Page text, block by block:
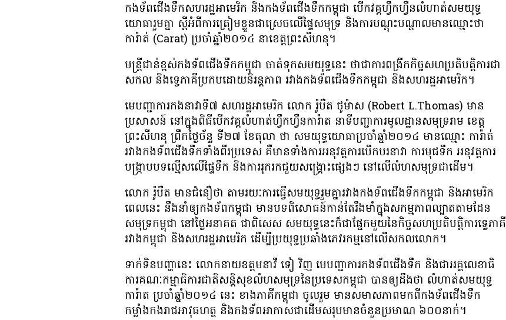
កងទ័ព​ជើង​ទឹក​សហរដ្ឋអាមេរិក និង​កងទ័ព​ជើង​ទឹក​កម្ពុជា បើក​វគ្គ​ហ្វឹកហ្វឺន​លំហាត់​សមយុទ្ធ​
យោធា​រួម​គ្នា ស្តី​អំពី​ការ​ត្រៀម​ខ្លួន​ជា​ស្រេច​លើ​ផ្ទៃ​សមុទ្រ និង​ការ​បណ្តុះបណ្តាល​មាន​ឈ្មោះ​ថា
ការ៉ាត់ (Carat) ប្រចាំ​ឆ្នាំ​​២០១៤ នា​ខេត្ត​ព្រះសីហនុ។
មន្ត្រី​ជាន់​ខ្ពស់​កងទ័ព​ជើង​ទឹក​កម្ពុជា ចាត់​ទុក​សមយុទ្ធ​នេះ ថា​ជា​ការ​ពង្រីក​កិច្ច​សហប្រតិបត្តិការ​ជា​
សកល និង​ទ្វេ​ភាគី​ប្រកប​ដោយ​និរន្តភាព រវាង​កងទ័ព​ជើង​ទឹក​កម្ពុជា និង​សហរដ្ឋអាមេរិក។
មេបញ្ជាការ​កងនាវា​ទី​៧ សហរដ្ឋអាមេរិក លោក រ៉ូបឺត ថូម៉ាស (Robert L.Thomas) មាន​
ប្រសាសន៍​​ នៅ​ក្នុង​ពិធី​​​បើក​វគ្គ​លំហាត់​ហ្វឹកហ្វឺន​ការ៉ាត នា​ទី​បញ្ជាការ​មូលដ្ឋាន​សមុទ្រ​រាម ខេត្ត​
ព្រះសីហនុ ព្រឹក​ថ្ងៃ​ច័ន្ទ ទី​២៧ ខែ​តុលា ថា សមយុទ្ធ​យោធា​ប្រចាំ​ឆ្នាំ​២០១៤ ​មាន​ឈ្មោះ ការ៉ាត់
រវាង​កងទ័ព​ជើង​ទឹក​ទាំង​ពីរ​ប្រទេស គឺ​មាន​ទាំង​ការ​អនុវត្ត​ការ​បើក​បរ​នាវា ការ​មុជ​ទឹក ​អនុវត្ត​ការ​
បង្ក្រាប​បទល្មើស​លើ​ផ្ទៃទឹក និង​ការ​រុករក​ជួយ​សង្គ្រោះ​​ផ្សេងៗ ​នៅ​លើ​លំហ​សមុទ្រ​ជា​ដើម។
លោក រ៉ូបឺត មាន​ជំនឿ​ថា តាម​រយៈ​ការ​ធ្វើ​សមយុទ្ធ​រួម​គ្នា​រវាង​កងទ័ព​ជើង​ទឹក​កម្ពុជា និង​អាមេរិក​
ពេល​នេះ នឹង​នាំ​ឲ្យ​កងទ័ព​កម្ពុជា មាន​បទពិសោធន៍​កាន់​តែ​រឹងមាំ​ក្នុង​សកម្មភាព​ល្បាតតាម​​ដែន​
សមុទ្រ​កម្ពុជា នៅ​ថ្ងៃ​អនាគត ជា​ពិសេស សមយុទ្ធ​នេះ​ក៏​ជា​ផ្នែក​មួយ​នៃ​កិច្ច​សហប្រតិបត្តិការ​ទ្វេ​ភាគី​
រវាង​កម្ពុជា និង​សហរដ្ឋ​អាមេរិក ដើម្បី​ប្រយុទ្ធ​ប្រឆាំង​ភេវរកម្ម​នៅ​លើ​សកល​លោក។
ទាក់ទិន​បញ្ហា​នេះ លោក​នាយឧត្ដមនាវី ទៀ វិញ មេបញ្ជាការ​កងទ័ព​ជើង​ទឹក និង​ជា​អគ្គលេខាធិ
ការ​គណៈកម្មាធិការ​ជាតិ​​សន្តិសុខ​លំហ​សមុទ្រ​នៃ​ប្រទេស​កម្ពុជា បាន​ឲ្យ​ដឹង​ថា លំហាត់​សមយុទ្ធ​
ការ៉ាត ប្រចាំ​ឆ្នាំ​២០១៤ នេះ ខាង​ភាគី​កម្ពុជា ចូល​រួម មាន​សមាសភាព​មក​ពី​​កងទ័ព​ជើង​ទឹក
កម្លាំង​កងរាជអាវុធហត្ថ និង​កង​ទ័ព​អាកាស​ជា​ដើម​សរុប​មាន​ចំនួន​ប្រមាណ ៦០០​នាក់។